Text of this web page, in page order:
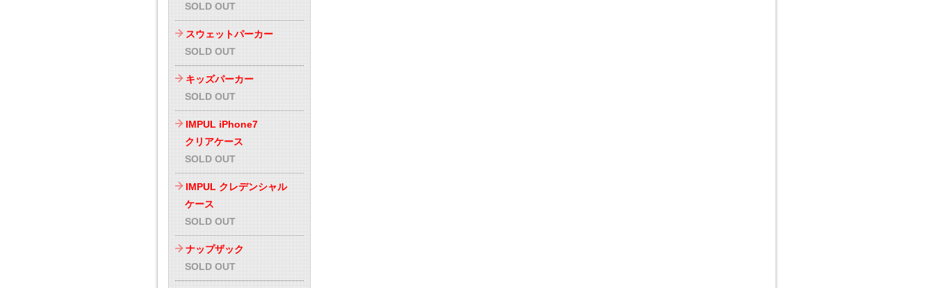
SOLD OUT
スウェットパーカー
SOLD OUT
キッズパーカー
SOLD OUT
IMPUL iPhone7
クリアケース
SOLD OUT
IMPUL クレデンシャル
ケース
SOLD OUT
ナップザック
SOLD OUT